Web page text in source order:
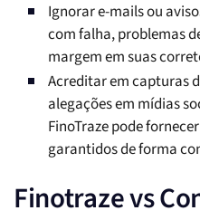
Ignorar e-mails ou
com falha, problemas
margem em suas
Acreditar em capturas
alegações em mídias
FinoTraze pode
garantidos de forma
Finotraze vs